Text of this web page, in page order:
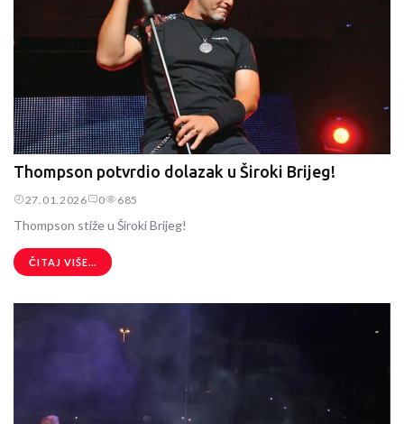
Thompson potvrdio dolazak u Široki Brijeg!
27.01.2026 0 685
Thompson stiže u Široki Brijeg!
ČITAJ VIŠE...